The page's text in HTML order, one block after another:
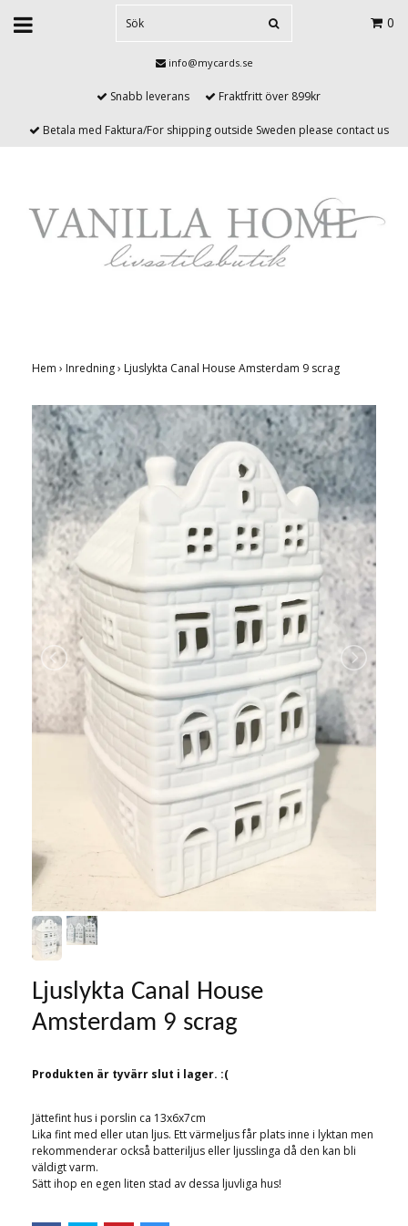
0
info@mycards.se
Snabb leverans Fraktfritt över 899kr
Betala med Faktura/For shipping outside Sweden please contact us
Hem › Inredning› Ljuslykta Canal House Amsterdam 9 scrag
Ljuslykta Canal House
Amsterdam 9 scrag
Produkten är tyvärr slut i lager. :(
Jättefint hus i porslin ca 13x6x7cm
Lika fint med eller utan ljus. Ett värmeljus får plats inne i lyktan men
rekommenderar också batteriljus eller ljusslinga då den kan bli
väldigt varm.
Sätt ihop en egen liten stad av dessa ljuvliga hus!